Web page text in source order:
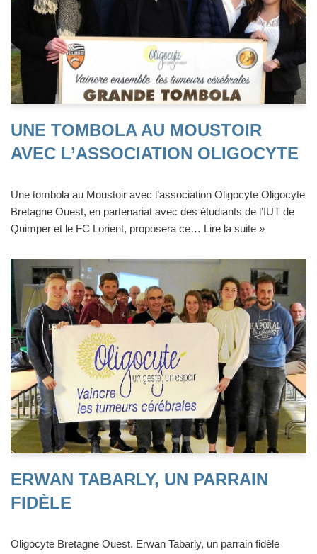
UNE TOMBOLA AU MOUSTOIR
AVEC L’ASSOCIATION OLIGOCYTE
Une tombola au Moustoir avec l’association Oligocyte Oligocyte
Bretagne Ouest, en partenariat avec des étudiants de l’IUT de
Quimper et le FC Lorient, proposera ce… Lire la suite »
ERWAN TABARLY, UN PARRAIN
FIDÈLE
Oligocyte Bretagne Ouest. Erwan Tabarly, un parrain fidèle